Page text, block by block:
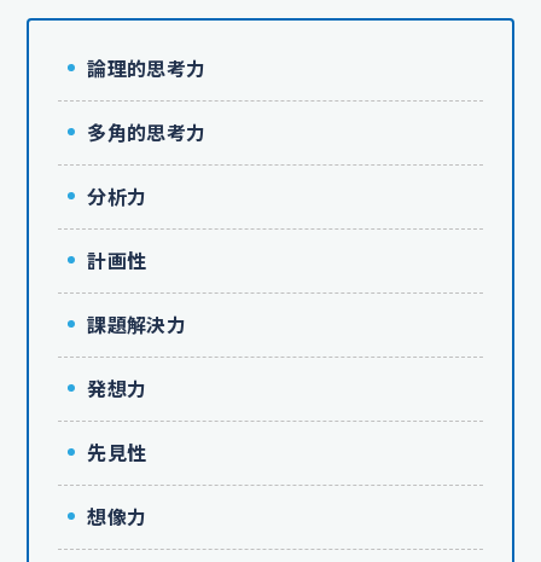
論理的思考力
多角的思考力
分析力
計画性
課題解決力
発想力
先見性
想像力